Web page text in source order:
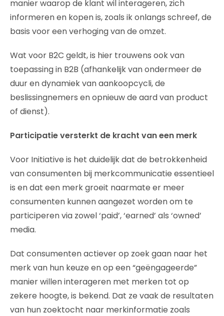
manier waarop de klant wil interageren, zich
informeren en kopen is, zoals ik onlangs schreef, de
basis voor een verhoging van de omzet.
Wat voor B2C geldt, is hier trouwens ook van
toepassing in B2B (afhankelijk van ondermeer de
duur en dynamiek van aankoopcycli, de
beslissingnemers en opnieuw de aard van product
of dienst).
Participatie versterkt de kracht van een merk
Voor Initiative is het duidelijk dat de betrokkenheid
van consumenten bij merkcommunicatie essentieel
is en dat een merk groeit naarmate er meer
consumenten kunnen aangezet worden om te
participeren via zowel ‘paid’, ‘earned’ als ‘owned’
media.
Dat consumenten actiever op zoek gaan naar het
merk van hun keuze en op een “geëngageerde”
manier willen interageren met merken tot op
zekere hoogte, is bekend. Dat ze vaak de resultaten
van hun zoektocht naar merkinformatie zoals